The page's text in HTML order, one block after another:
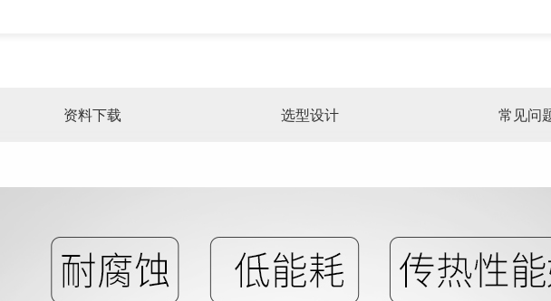
资料下载 选型设计 常见问